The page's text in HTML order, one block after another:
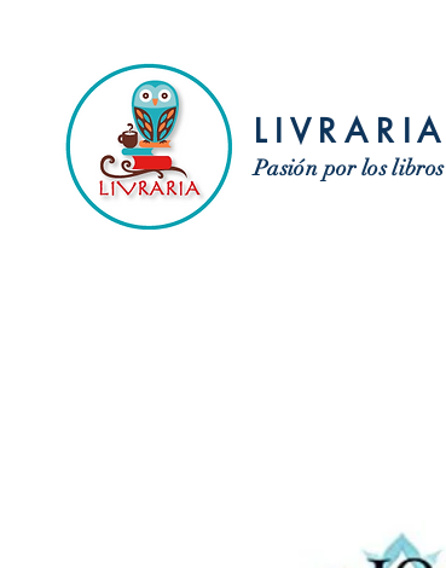
LIVRARIA
Pasión por los libros